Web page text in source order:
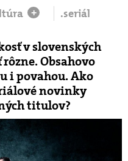
+ .seriál
v slovenských
Obsahovo
i povahou. Ako
novinky
titulov?